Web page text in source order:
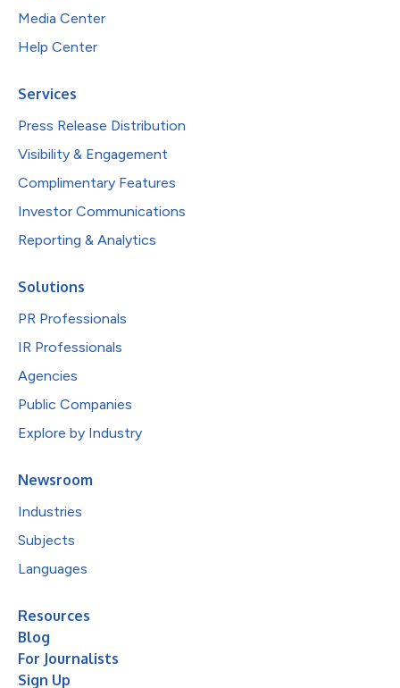
Media Center
Help Center
Services
Press Release Distribution
Visibility & Engagement
Complimentary Features
Investor Communications
Reporting & Analytics
Solutions
PR Professionals
IR Professionals
Agencies
Public Companies
Explore by Industry
Newsroom
Industries
Subjects
Languages
Resources
Blog
For Journalists
Sign Up